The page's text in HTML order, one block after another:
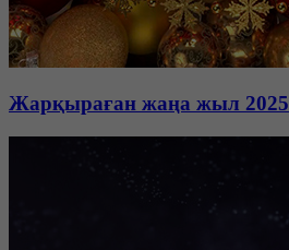
Жарқыраған жаңа жыл 2025